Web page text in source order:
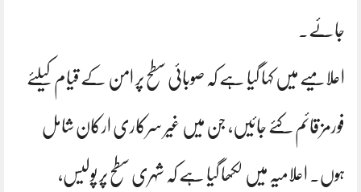
جائے۔
اعلامیے میں کہا گیا ہے کہ صوبائی سطح پر امن کے قیام کیلئے
فورمز قائم کئے جائیں، جن میں غیر سرکاری ارکان شامل
ہوں۔ اعلامیہ میں لکھا گیا ہے کہ شہری سطح پر پولیس،